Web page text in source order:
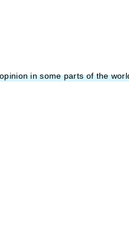
in some parts of the